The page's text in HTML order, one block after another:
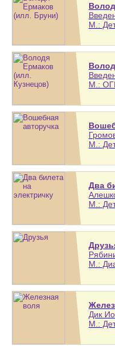
М.:
М.:
М.:
Два
М.:
М.:
Дик
М.: